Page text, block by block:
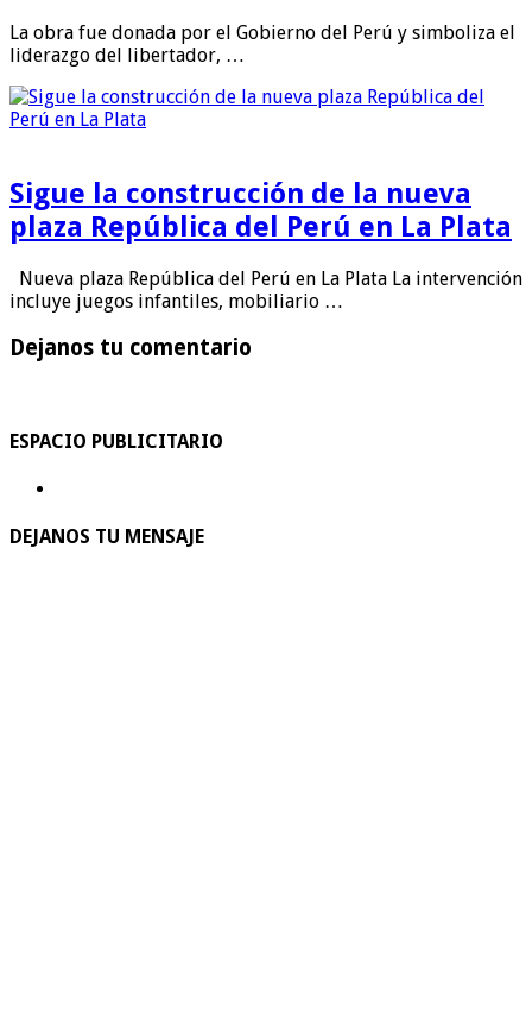
La obra fue donada por el Gobierno del Perú y simboliza el
liderazgo del libertador, …
Sigue la construcción de la nueva
plaza República del Perú en La Plata
Nueva plaza República del Perú en La Plata La intervención
incluye juegos infantiles, mobiliario …
Dejanos tu comentario
ESPACIO PUBLICITARIO
DEJANOS TU MENSAJE